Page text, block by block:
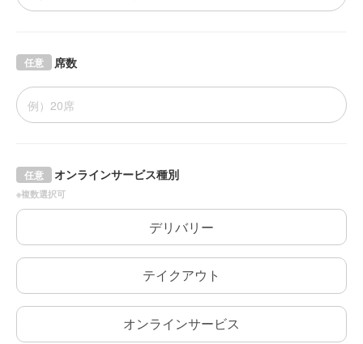
席数
任意
オンラインサービス種別
任意
※複数選択可
デリバリー
テイクアウト
オンラインサービス